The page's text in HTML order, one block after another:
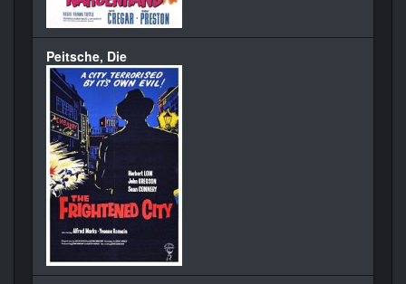
Peitsche, Die